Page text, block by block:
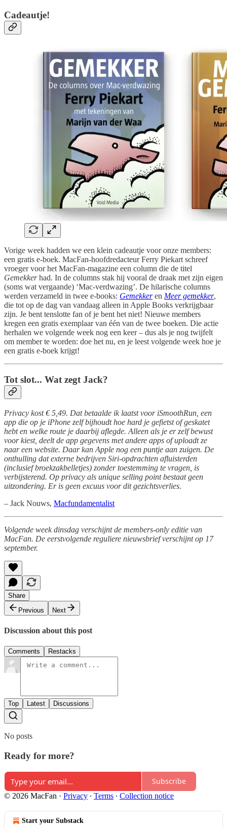
Cadeautje!
Vorige week hadden we een klein cadeautje voor onze members:
een gratis e-boek. MacFan-hoofdredacteur Ferry Piekart schreef
vroeger voor het MacFan-magazine een column die de titel
Gemekkerhad. In de columns stak hij vooral de draak met zijn eigen
(soms wat vergaande) ‘Mac-verdwazing’. De hilarische columns
werden verzameld in twee e-books: Gemekker en Meer gemekker,
die tot op de dag van vandaag alleen in Apple Books verkrijgbaar
zijn. Je bent tenslotte fan of je bent het niet! Nieuwe members
kregen een gratis exemplaar van één van de twee boeken. Die actie
herhalen we volgende week nog een keer – dus als je nog twijfelt
om member te worden: doe het nu, en je leest volgende week hoe je
een gratis e-boek krijgt!
Tot slot... Wat zegt Jack?
Privacy kost € 5,49. Dat betaalde ik laatst voor iSmoothRun, een
app die op je iPhone zelf bijhoudt hoe hard je gefietst of geskatet
hebt en welke route je daarbij aflegde. Alleen als je er zelf bewust
voor kiest, deelt de app gegevens met andere apps of uploadt ze
naar een website. Daar kan Apple nog een puntje aan zuigen. De
onthulling dat externe bedrijven Siri-opdrachten afluisterden
(inclusief broekzakbelletjes) zonder toestemming te vragen, is
verbijsterend. Op privacy als unique selling point bestaat geen
uitzondering. Er is geen excuus voor dit gezichtsverlies.
– Jack Nouws, Macfundamentalist
Volgende week dinsdag verschijnt de members-only editie van
MacFan. De eerstvolgende reguliere nieuwsbrief verschijnt op 17
september.
Share
Previous
Next
Discussion about this post
Comments Restacks
Top Latest Discussions
No posts
Ready for more?
Subscribe
© 2026 MacFan · Privacy ∙ Terms ∙ Collection notice
Start your Substack